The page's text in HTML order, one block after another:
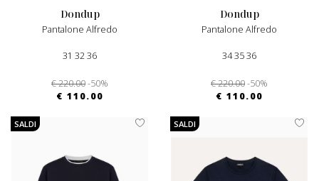
dondup
Pantalone Alfredo
31 32 36
€ 220.00-50%
€ 110.00
dondup
Pantalone Alfredo
34 35 36
€ 220.00-50%
€ 110.00
SALDI SALDI